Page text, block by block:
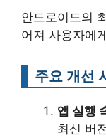
안드로이드의
어져 사용자에
주요 개선
앱 실행
최신 버